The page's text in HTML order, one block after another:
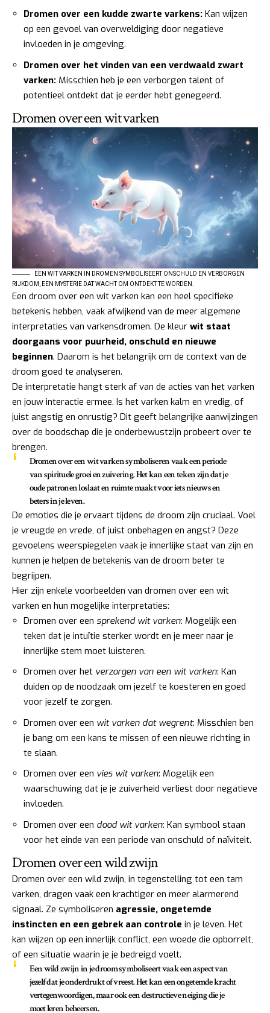
Dromen over een kudde zwarte varkens: Kan wijzen
op een gevoel van overweldiging door negatieve
invloeden in je omgeving.
Dromen over het vinden van een verdwaald zwart
varken: Misschien heb je een verborgen talent of
potentieel ontdekt dat je eerder hebt genegeerd.
Dromen over een wit varken
EEN WIT VARKEN IN DROMEN SYMBOLISEERT ONSCHULD EN VERBORGEN
RIJKDOM, EEN MYSTERIE DAT WACHT OM ONTDEKT TE WORDEN.
Een droom over een wit varken kan een heel specifieke
betekenis hebben, vaak afwijkend van de meer algemene
interpretaties van varkensdromen. De kleur wit staat
doorgaans voor puurheid, onschuld en nieuwe
beginnen. Daarom is het belangrijk om de context van de
droom goed te analyseren.
De interpretatie hangt sterk af van de acties van het varken
en jouw interactie ermee. Is het varken kalm en vredig, of
juist angstig en onrustig? Dit geeft belangrijke aanwijzingen
over de boodschap die je onderbewustzijn probeert over te
brengen.
Dromen over een wit varken symboliseren vaak een periode
vanspirituele groei en zuivering. Het kan een teken zijn dat je
oude patronen loslaat en ruimte maakt voor iets nieuws en
beters in je leven.
De emoties die je ervaart tijdens de droom zijn cruciaal. Voel
je vreugde en vrede, of juist onbehagen en angst? Deze
gevoelens weerspiegelen vaak je innerlijke staat van zijn en
kunnen je helpen de betekenis van de droom beter te
begrijpen.
Hier zijn enkele voorbeelden van dromen over een wit
varken en hun mogelijke interpretaties:
Dromen over een sprekend wit varken: Mogelijk een
teken dat je intuïtie sterker wordt en je meer naar je
innerlijke stem moet luisteren.
Dromen over het verzorgen van een wit varken: Kan
duiden op de noodzaak om jezelf te koesteren en goed
voor jezelf te zorgen.
Dromen over een wit varken dat wegrent: Misschien ben
je bang om een kans te missen of een nieuwe richting in
te slaan.
Dromen over een vies wit varken: Mogelijk een
waarschuwing dat je je zuiverheid verliest door negatieve
invloeden.
Dromen over een dood wit varken: Kan symbool staan
voor het einde van een periode van onschuld of naïviteit.
Dromen over een wild zwijn
Dromen over een wild zwijn, in tegenstelling tot een tam
varken, dragen vaak een krachtiger en meer alarmerend
signaal. Ze symboliseren agressie, ongetemde
instincten en een gebrek aan controle in je leven. Het
kan wijzen op een innerlijk conflict, een woede die opborrelt,
of een situatie waarin je je bedreigd voelt.
Een wild zwijn in je droom symboliseert vaak een aspect van
jezelf dat je onderdrukt of vreest. Het kan een ongetemde kracht
vertegenwoordigen, maar ook een destructieve neiging die je
moet leren beheersen.